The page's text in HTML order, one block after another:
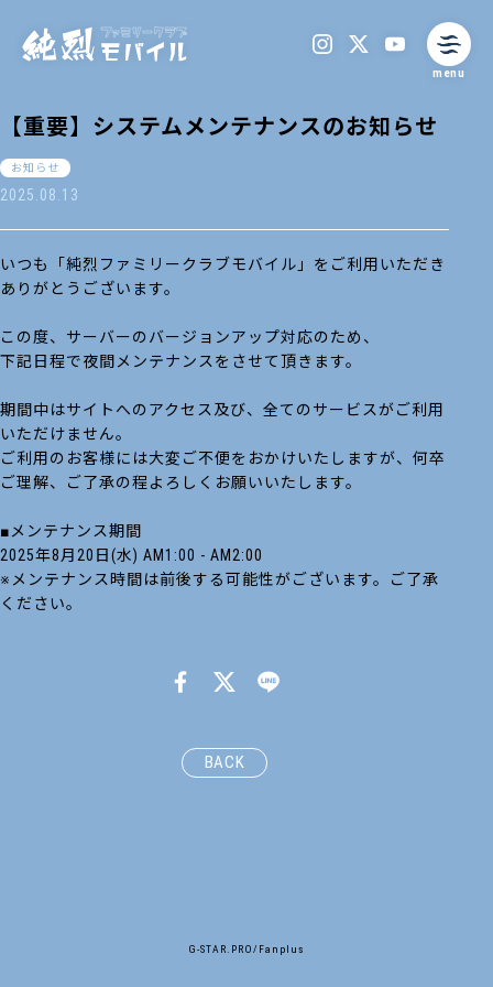
menu
【重要】システムメンテナンスのお知らせ
お知らせ
2025.08.13
いつも「純烈ファミリークラブモバイル」をご利用いただき
ありがとうございます。
この度、サーバーのバージョンアップ対応のため、
下記日程で夜間メンテナンスをさせて頂きます。
期間中はサイトへのアクセス及び、全てのサービスがご利用
いただけません。
ご利用のお客様には大変ご不便をおかけいたしますが、何卒
ご理解、ご了承の程よろしくお願いいたします。
■メンテナンス期間
2025年8月20日(水) AM1:00 - AM2:00
※メンテナンス時間は前後する可能性がございます。ご了承
ください。
BACK
G-STAR.PRO/Fanplus